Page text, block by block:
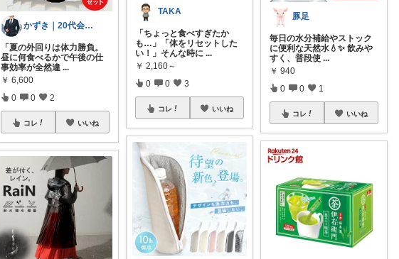
かずき｜20代会社員の暮らし改善
「夏の外回りは体力勝負。
昼に何食べるかで午後の仕
事効率が全然違 ...
￥ 6,600
0 0 2
コレ いいね
TAKA
「ちょっと食べすぎたか
も…」「体をリセットした
い！」そんな時に ...
￥ 2,160～
0 0 3
コレ いいね
豚足
毎日の水分補給やストック
に便利な天然水💧✨ 飲みや
すく、普段使 ...
￥ 940
0 0 1
コレ いいね